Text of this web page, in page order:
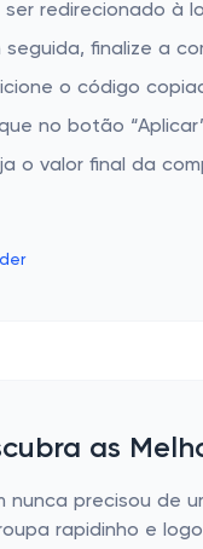
ser redirecionado à
seguida, finalize a
o código
no botão
o valor final da
as
nunca precisou de
rapidinho e